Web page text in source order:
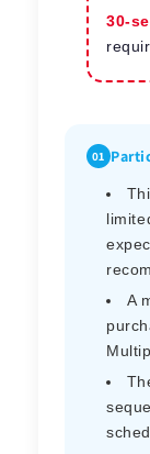
30-
01
A